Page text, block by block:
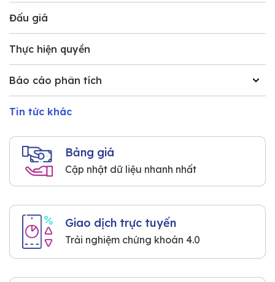
Đấu giá
Thực hiện quyền
Báo cáo phân tích
Tin tức khác
Bảng giá
Cập nhật dữ liệu nhanh nhất
Giao dịch trực tuyến
Trải nghiệm chứng khoán 4.0